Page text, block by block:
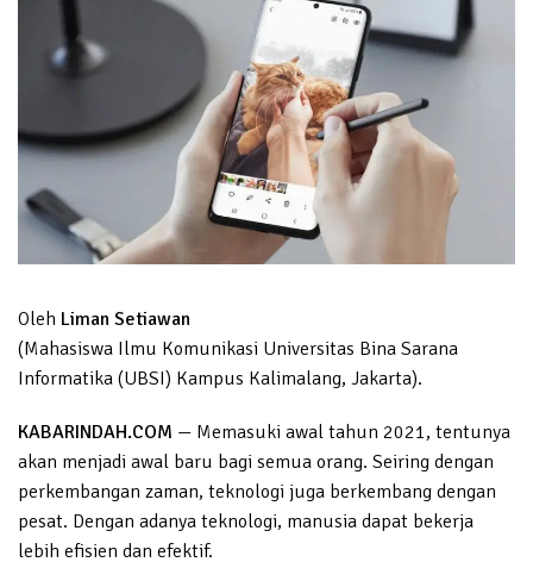
Oleh Liman Setiawan
(Mahasiswa Ilmu Komunikasi Universitas Bina Sarana
Informatika (UBSI) Kampus Kalimalang, Jakarta).
KABARINDAH.COM — Memasuki awal tahun 2021, tentunya
akan menjadi awal baru bagi semua orang. Seiring dengan
perkembangan zaman, teknologi juga berkembang dengan
pesat. Dengan adanya teknologi, manusia dapat bekerja
lebih efisien dan efektif.